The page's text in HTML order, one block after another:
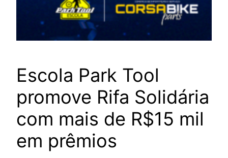
Escola Park Tool
promove Rifa Solidária
com mais de R$15 mil
em prêmios